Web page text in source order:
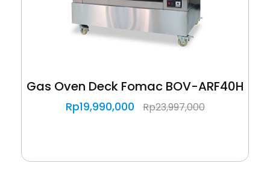
Gas Oven Deck Fomac BOV-ARF40H
Rp19,990,000 Rp23,997,000